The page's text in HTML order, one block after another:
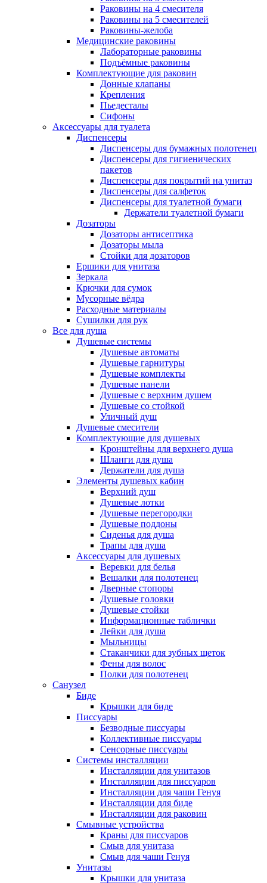
Раковины на 4 смесителя
Раковины на 5 смесителей
Раковины-желоба
Медицинские раковины
Лабораторные раковины
Подъёмные раковины
Комплектующие для раковин
Донные клапаны
Крепления
Пьедесталы
Сифоны
Аксессуары для туалета
Диспенсеры
Диспенсеры для бумажных полотенец
Диспенсеры для гигиенических
пакетов
Диспенсеры для покрытий на унитаз
Диспенсеры для салфеток
Диспенсеры для туалетной бумаги
Держатели туалетной бумаги
Дозаторы
Дозаторы антисептика
Дозаторы мыла
Стойки для дозаторов
Ершики для унитаза
Зеркала
Крючки для сумок
Мусорные вёдра
Расходные материалы
Сушилки для рук
Все для душа
Душевые системы
Душевые автоматы
Душевые гарнитуры
Душевые комплекты
Душевые панели
Душевые с верхним душем
Душевые со стойкой
Уличный душ
Душевые смесители
Комплектующие для душевых
Кронштейны для верхнего душа
Шланги для душа
Держатели для душа
Элементы душевых кабин
Верхний душ
Душевые лотки
Душевые перегородки
Душевые поддоны
Сиденья для душа
Трапы для душа
Аксессуары для душевых
Веревки для белья
Вешалки для полотенец
Дверные стопоры
Душевые головки
Душевые стойки
Информационные таблички
Лейки для душа
Мыльницы
Стаканчики для зубных щеток
Фены для волос
Полки для полотенец
Санузел
Биде
Крышки для биде
Писсуары
Безводные писсуары
Коллективные писсуары
Сенсорные писсуары
Системы инсталляции
Инсталляции для унитазов
Инсталляции для писсуаров
Инсталляции для чаши Генуя
Инсталляции для биде
Инсталляции для раковин
Смывные устройства
Краны для писсуаров
Смыв для унитаза
Смыв для чаши Генуя
Унитазы
Крышки для унитаза